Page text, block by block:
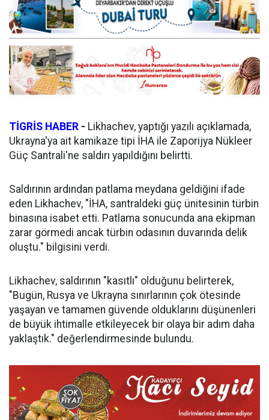
TİGRİS HABER - Likhachev, yaptığı yazılı açıklamada,
Ukrayna'ya ait kamikaze tipi İHA ile Zaporijya Nükleer
Güç Santrali'ne saldırı yapıldığını belirtti.
Saldırının ardından patlama meydana geldiğini ifade
eden Likhachev, "İHA, santraldeki güç ünitesinin türbin
binasına isabet etti. Patlama sonucunda ana ekipman
zarar görmedi ancak türbin odasının duvarında delik
oluştu." bilgisini verdi.
Likhachev, saldırının "kasıtlı" olduğunu belirterek,
"Bugün, Rusya ve Ukrayna sınırlarının çok ötesinde
yaşayan ve tamamen güvende olduklarını düşünenleri
de büyük ihtimalle etkileyecek bir olaya bir adım daha
yaklaştık." değerlendirmesinde bulundu.